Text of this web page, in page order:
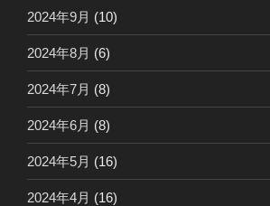
2024年9月 (10)
2024年8月 (6)
2024年7月 (8)
2024年6月 (8)
2024年5月 (16)
2024年4月 (16)